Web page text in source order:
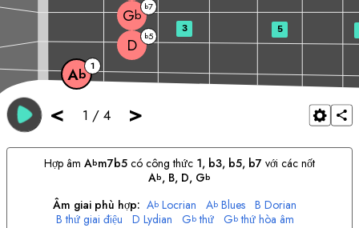
< 1 / 4 >
Ab 1
D b5
Gb
b7
3 5
Hợp âm Abm7b5 có công thức 1, b3, b5, b7 với các nốt
Ab, B, D, Gb
Âm giai phù hợp: Ab Locrian Ab Blues B Dorian
B thứ giai điệu D Lydian Gb thứ Gb thứ hòa âm